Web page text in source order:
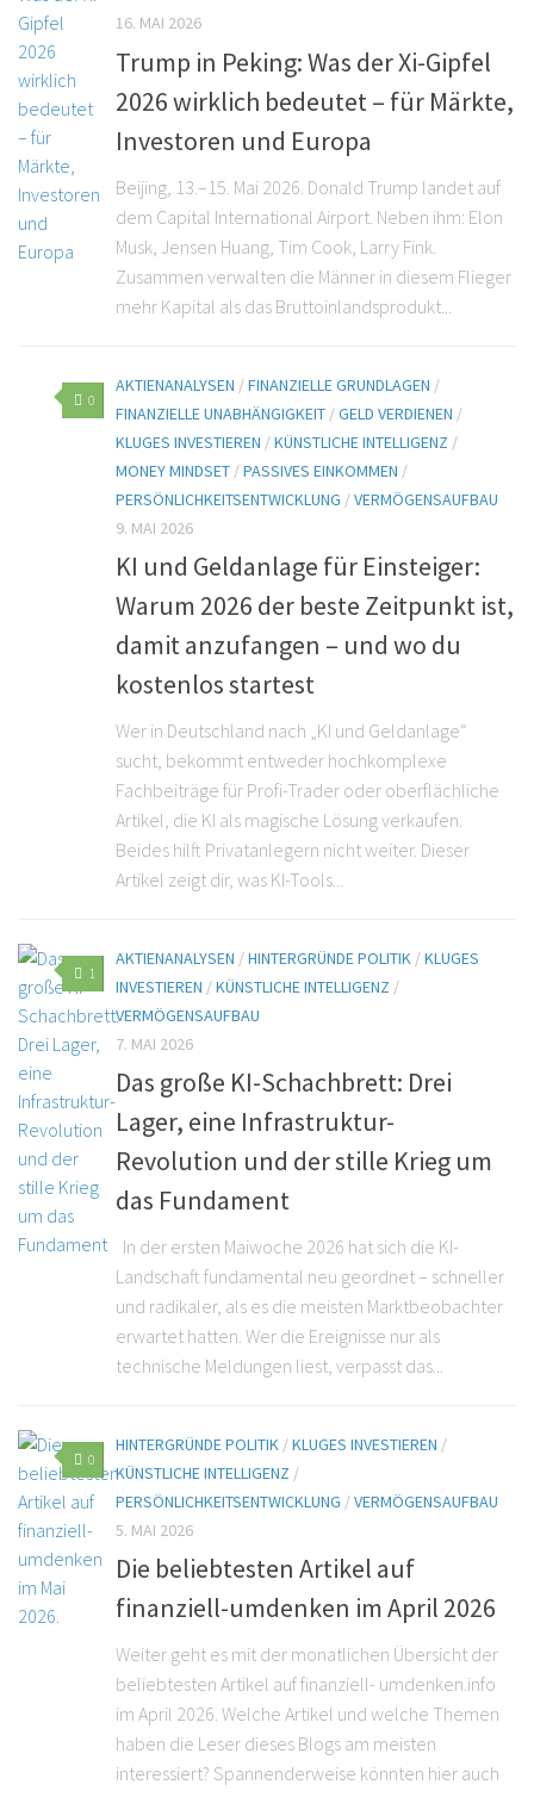
16. MAI 2026
Trump in Peking: Was der Xi-Gipfel
2026 wirklich bedeutet – für Märkte,
Investoren und Europa
Beijing, 13.–15. Mai 2026. Donald Trump landet auf
dem Capital International Airport. Neben ihm: Elon
Musk, Jensen Huang, Tim Cook, Larry Fink.
Zusammen verwalten die Männer in diesem Flieger
mehr Kapital als das Bruttoinlandsprodukt...
0
AKTIENANALYSEN /FINANZIELLE GRUNDLAGEN /
FINANZIELLE UNABHÄNGIGKEIT /GELD VERDIENEN /
KLUGES INVESTIEREN /KÜNSTLICHE INTELLIGENZ /
MONEY MINDSET /PASSIVES EINKOMMEN /
PERSÖNLICHKEITSENTWICKLUNG /VERMÖGENSAUFBAU
9. MAI 2026
KI und Geldanlage für Einsteiger:
Warum 2026 der beste Zeitpunkt ist,
damit anzufangen – und wo du
kostenlos startest
Wer in Deutschland nach „KI und Geldanlage“
sucht, bekommt entweder hochkomplexe
Fachbeiträge für Profi-Trader oder oberflächliche
Artikel, die KI als magische Lösung verkaufen.
Beides hilft Privatanlegern nicht weiter. Dieser
Artikel zeigt dir, was KI-Tools...
1
AKTIENANALYSEN /HINTERGRÜNDE POLITIK /KLUGES
INVESTIEREN /KÜNSTLICHE INTELLIGENZ /
VERMÖGENSAUFBAU
7. MAI 2026
Das große KI-Schachbrett: Drei
Lager, eine Infrastruktur-
Revolution und der stille Krieg um
das Fundament
In der ersten Maiwoche 2026 hat sich die KI-
Landschaft fundamental neu geordnet – schneller
und radikaler, als es die meisten Marktbeobachter
erwartet hatten. Wer die Ereignisse nur als
technische Meldungen liest, verpasst das...
0
HINTERGRÜNDE POLITIK /KLUGES INVESTIEREN /
KÜNSTLICHE INTELLIGENZ /
PERSÖNLICHKEITSENTWICKLUNG /VERMÖGENSAUFBAU
5. MAI 2026
Die beliebtesten Artikel auf
finanziell-umdenken im April 2026
Weiter geht es mit der monatlichen Übersicht der
beliebtesten Artikel auf finanziell- umdenken.info
im April 2026. Welche Artikel und welche Themen
haben die Leser dieses Blogs am meisten
interessiert? Spannenderweise könnten hier auch